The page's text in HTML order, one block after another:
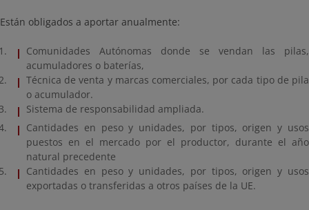
Están obligados a aportar anualmente:
Comunidades Autónomas donde se vendan las pilas,
acumuladores o baterías,
Técnica de venta y marcas comerciales, por cada tipo de pila
o acumulador.
Sistema de responsabilidad ampliada.
Cantidades en peso y unidades, por tipos, origen y usos
puestos en el mercado por el productor, durante el año
natural precedente
Cantidades en peso y unidades, por tipos, origen y usos
exportadas o transferidas a otros países de la UE.